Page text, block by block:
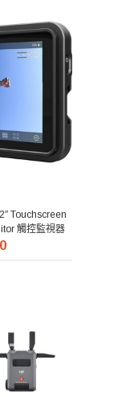
Touchscreen
觸控監視器